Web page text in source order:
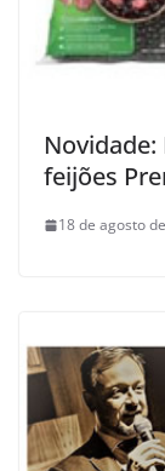
Novidade:
feijões
18 de agosto